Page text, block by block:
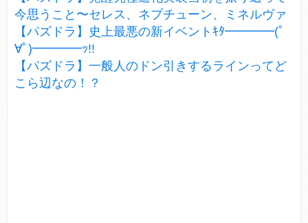
今思うこと〜セレス、ネプチューン、ミネルヴァ
【パズドラ】史上最悪の新イベントｷﾀ━━━━(ﾟ
∀ﾟ)━━━━ｯ!!
【パズドラ】一般人のドン引きするラインってど
こら辺なの！？